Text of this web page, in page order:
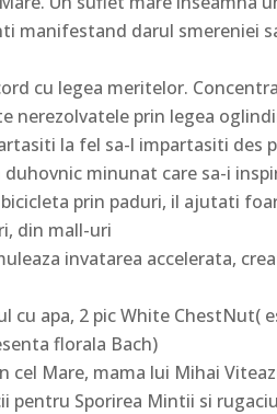
manifestand darul smereniei
cu legea meritelor.
nerezolvatele prin legea
la fel sa-l impartasiti des
minunat care sa-i
prin paduri, il ajutati
din mall-uri
invatarea accelerata,
apa, 2 pic White ChestNut(
florala Bach)
Mare, mama lui Mihai
pentru Sporirea Mintii si